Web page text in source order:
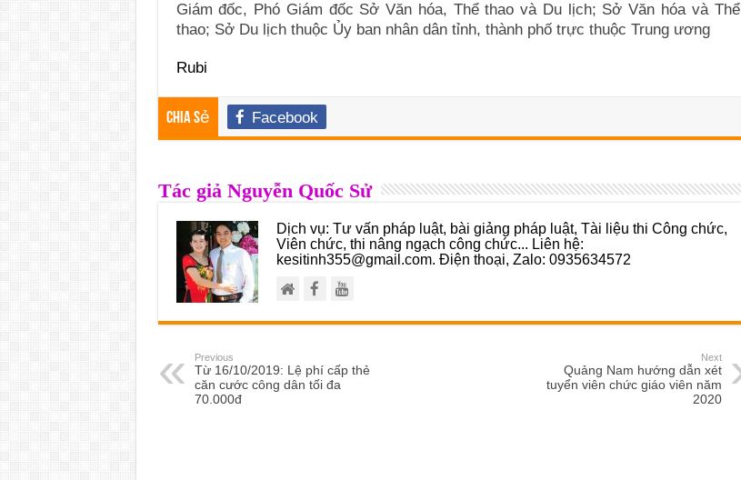
Giám đốc, Phó Giám đốc Sở Văn hóa, Thể thao và Du lịch; Sở Văn hóa và Thể
thao; Sở Du lịch thuộc Ủy ban nhân dân tỉnh, thành phố trực thuộc Trung ương
Rubi
Chia sẻ Facebook
Tác giả Nguyễn Quốc Sử
Dịch vụ: Tư vấn pháp luật, bài giảng pháp luật, Tài liệu thi Công chức,
Viên chức, thi nâng ngạch công chức... Liên hệ:
kesitinh355@gmail.com. Điện thoại, Zalo: 0935634572
Previous
Từ 16/10/2019: Lệ phí cấp thẻ
căn cước công dân tối đa
70.000đ
Next
Quảng Nam hướng dẫn xét
tuyển viên chức giáo viên năm
2020